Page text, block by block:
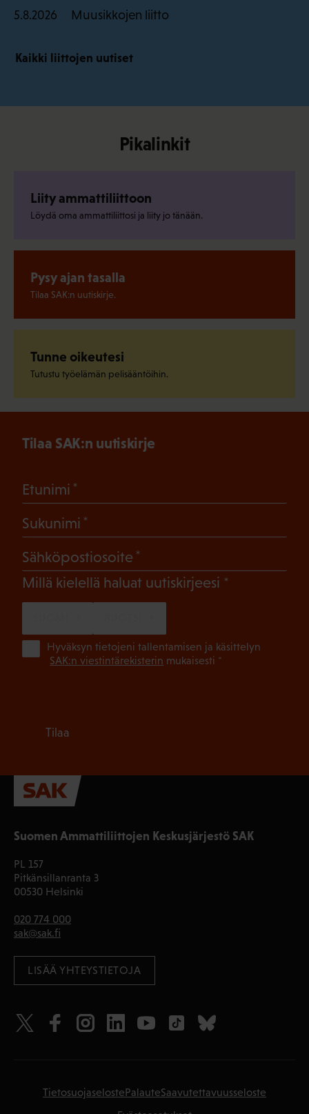
5.8.2026 Muusikkojen liitto
Kaikki liittojen uutiset
Pikalinkit
Liity ammattiliittoon
Löydä oma ammattiliittosi ja liity jo tänään.
Pysy ajan tasalla
Tilaa SAK:n uutiskirje.
Tunne oikeutesi
Tutustu työelämän pelisääntöihin.
Suomen Ammattiliittojen Keskusjärjestö SAK
PL 157
Pitkänsillanranta 3
00530 Helsinki
020 774 000
sak@sak.fi
LISÄÄ YHTEYSTIETOJA
Tilaa SAK:n uutiskirje
Etunimi
Sukunimi
Sähköpostiosoite
Millä kielellä haluat uutiskirjeesi (Pakollinen)
Hyväksyn tietojeni tallentamisen ja käsittelyn
SAK:n viestintärekisterin mukaisesti *
Tilaa
TietosuojaselostePalauteSaavutettavuusseloste